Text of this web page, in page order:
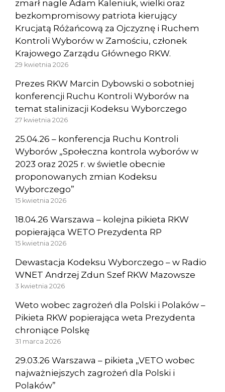
zmarł nagle Adam Kaleniuk, wielki oraz
bezkompromisowy patriota kierujący
Krucjatą Różańcową za Ojczyznę i Ruchem
Kontroli Wyborów w Zamościu, członek
Krajowego Zarządu Głównego RKW.
29 kwietnia 2026
Prezes RKW Marcin Dybowski o sobotniej
konferencji Ruchu Kontroli Wyborów na
temat stalinizacji Kodeksu Wyborczego
27 kwietnia 2026
25.04.26 – konferencja Ruchu Kontroli
Wyborów „Społeczna kontrola wyborów w
2023 oraz 2025 r. w świetle obecnie
proponowanych zmian Kodeksu
Wyborczego”
15 kwietnia 2026
18.04.26 Warszawa – kolejna pikieta RKW
popierająca WETO Prezydenta RP
15 kwietnia 2026
Dewastacja Kodeksu Wyborczego – w Radio
WNET Andrzej Zdun Szef RKW Mazowsze
3 kwietnia 2026
Weto wobec zagrożeń dla Polski i Polaków –
Pikieta RKW popierająca weta Prezydenta
chroniące Polskę
31 marca 2026
29.03.26 Warszawa – pikieta „VETO wobec
najważniejszych zagrożeń dla Polski i
Polaków”